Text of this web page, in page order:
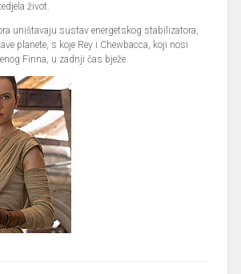
život.
uništavaju sustav energetskog stabilizatora,
planete, s koje Rey i Chewbacca, koji nosi
Finna, u zadnji čas bježe.